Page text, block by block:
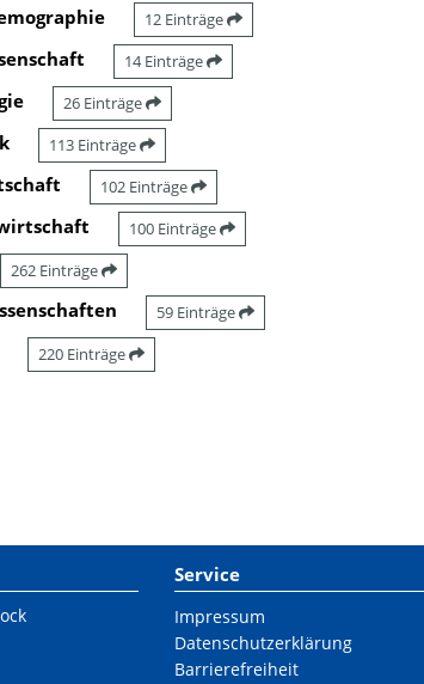
12 Einträge
14 Einträge
26 Einträge
113 Einträge
102 Einträge
100 Einträge
262 Einträge
59 Einträge
220 Einträge
Service
Impressum
Datenschutzerklärung
Barrierefreiheit